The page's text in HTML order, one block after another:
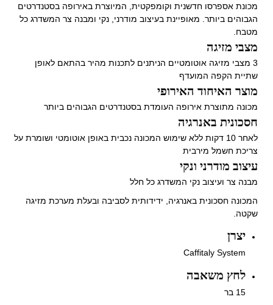
מכונת אספרסו חדשנית וקומפקטית, המיוצרת באירופה בסטנדרטים
הגבוהים ביותר. מאופיינת בעיצוב מודרני, נקי ומבנה צר המשדרג כל
מטבח.
מצבי מזיגה
3 מצבי מזיגה אוטומטיים הניתנים לתכנות מהיר בהתאם לאופן
שתיית הקפה המועדף
מוצר האיחוד האירופי
מכונה מתוצרת אירופה העומדת בסטנדרטים הגבוהים ביותר
חסכונית באנרגיה
לאחר 10 דקות ללא שימוש המכונה נכבית באופן אוטומטי ושומרת על
צריכת חשמל מירבית
עיצוב מודרני ונקי
מבנה צר ועיצוב נקי המשדרג כל חלל
המכונה חסכונית באנרגיה, ידידותית לסביבה ובעלת מערכת מזיגה
שקטה.
יצרן
Caffitaly System
לחץ משאבה
15 בר